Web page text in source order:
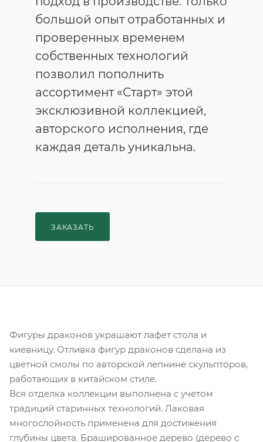
большой опыт отработанных и
проверенных временем
собственных технологий
позволил пополнить
ассортимент «Старт» этой
эксклюзивной коллекцией,
авторского исполнения, где
каждая деталь уникальна.
ЗАКАЗАТЬ
Фигуры драконов украшают лафет стола и
киевницу. Отливка фигур драконов сделана из
цветной смолы по авторской лепнине скульпторов,
работающих в китайском стиле.
Вся отделка коллекции выполнена с учетом
традиций старинных технологий. Лаковая
многослойность применена для достижения
глубины цвета. Брашированное дерево (дерево с